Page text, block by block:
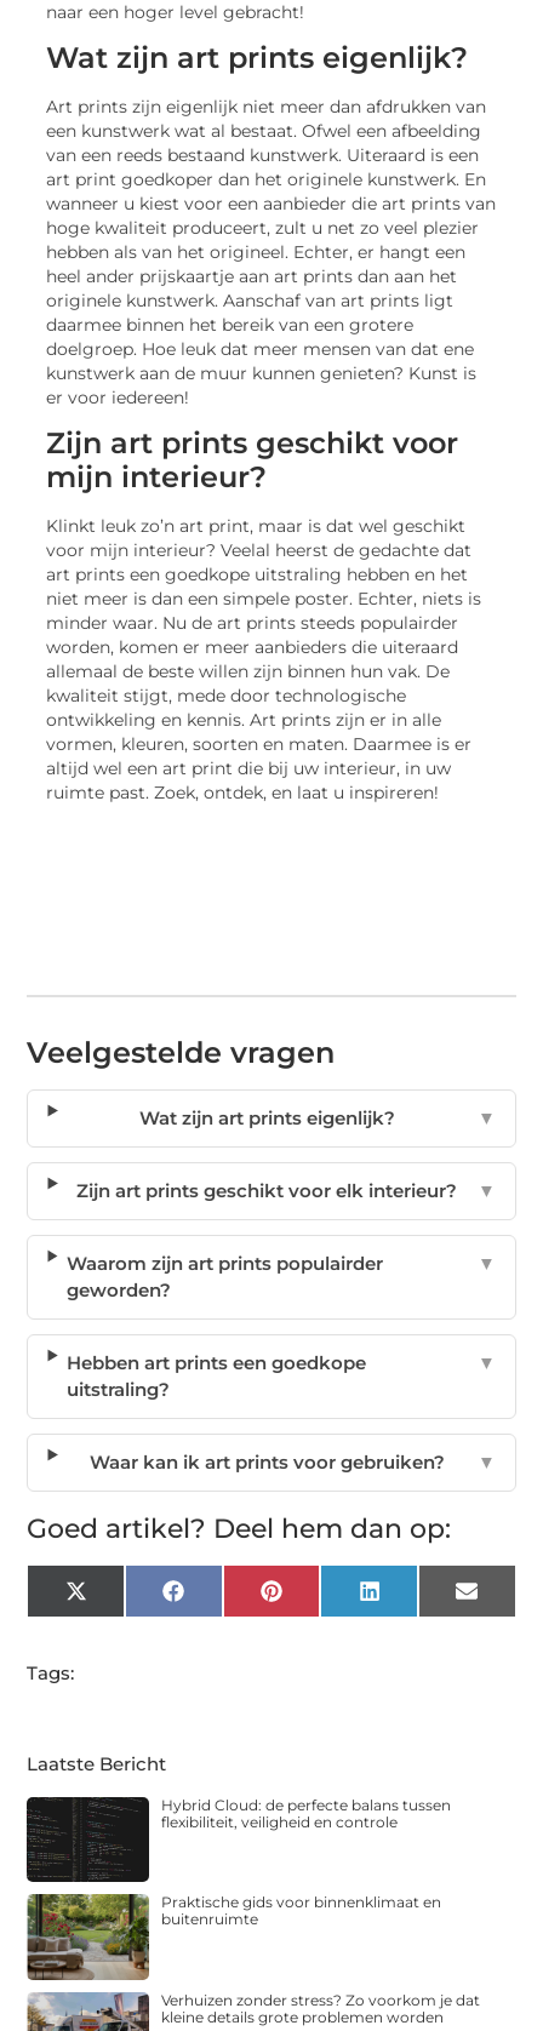
naar een hoger level gebracht!
Wat zijn art prints eigenlijk?
Art prints zijn eigenlijk niet meer dan afdrukken van
een kunstwerk wat al bestaat. Ofwel een afbeelding
van een reeds bestaand kunstwerk. Uiteraard is een
art print goedkoper dan het originele kunstwerk. En
wanneer u kiest voor een aanbieder die art prints van
hoge kwaliteit produceert, zult u net zo veel plezier
hebben als van het origineel. Echter, er hangt een
heel ander prijskaartje aan art prints dan aan het
originele kunstwerk. Aanschaf van art prints ligt
daarmee binnen het bereik van een grotere
doelgroep. Hoe leuk dat meer mensen van dat ene
kunstwerk aan de muur kunnen genieten? Kunst is
er voor iedereen!
Zijn art prints geschikt voor
mijn interieur?
Klinkt leuk zo’n art print, maar is dat wel geschikt
voor mijn interieur? Veelal heerst de gedachte dat
art prints een goedkope uitstraling hebben en het
niet meer is dan een simpele poster. Echter, niets is
minder waar. Nu de art prints steeds populairder
worden, komen er meer aanbieders die uiteraard
allemaal de beste willen zijn binnen hun vak. De
kwaliteit stijgt, mede door technologische
ontwikkeling en kennis. Art prints zijn er in alle
vormen, kleuren, soorten en maten. Daarmee is er
altijd wel een art print die bij uw interieur, in uw
ruimte past. Zoek, ontdek, en laat u inspireren!
Veelgestelde vragen
Wat zijn art prints eigenlijk? ▼
Zijn art prints geschikt voor elk interieur? ▼
Waarom zijn art prints populairder
geworden?
▼
Hebben art prints een goedkope
uitstraling?
▼
Waar kan ik art prints voor gebruiken? ▼
Goed artikel? Deel hem dan op:
X
(Twitter)
FacebookPinterest LinkedIn Email
Tags:
Laatste Bericht
Hybrid Cloud: de perfecte balans tussen
flexibiliteit, veiligheid en controle
Praktische gids voor binnenklimaat en
buitenruimte
Verhuizen zonder stress? Zo voorkom je dat
kleine details grote problemen worden